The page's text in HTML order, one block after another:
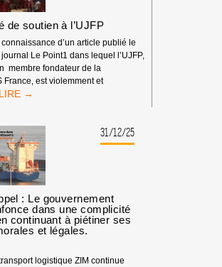
de soutien à l’UJFP
d’un article publié le
Le Point1 dans lequel l’UJFP,
membre fondateur de la
France, est violemment et
COMMUNIQUÉ
31/12/25
: Le gouvernement
dans une complicité
continuant à piétiner ses
et légales.
transport logistique ZIM continue